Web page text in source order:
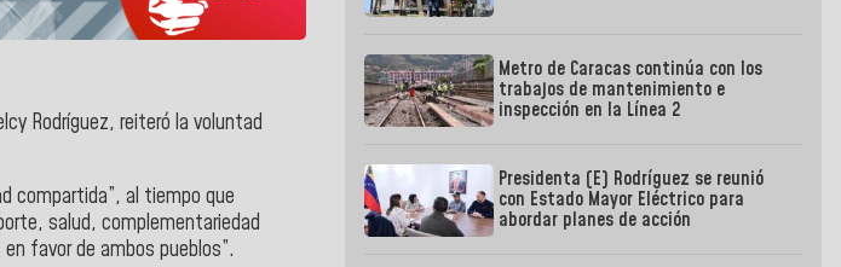
Rodríguez, reiteró la voluntad
compartida”, al tiempo que
salud, complementariedad
favor de ambos pueblos”.
Metro de Caracas continúa con los
trabajos de mantenimiento e
inspección en la Línea 2
Presidenta (E) Rodríguez se reunió
con Estado Mayor Eléctrico para
abordar planes de acción